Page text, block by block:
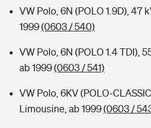
VW Polo, 6N (POLO 1.9D), 47
1999(0603 / 540)
VW Polo, 6N (POLO 1.4 TDI),
ab 1999(0603 / 541)
VW Polo, 6KV (POLO-
Limousine, ab 1999(0603 /